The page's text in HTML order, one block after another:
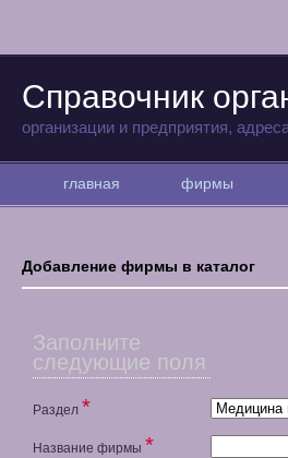
Справочник
организации и предприятия,
главная фирмы
Добавление фирмы в каталог
Заполните
следующие поля
Раздел *
Название фирмы *